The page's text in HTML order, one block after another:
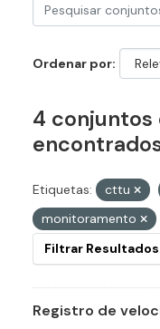
Ordenar por
4 conjuntos
Etiquetas: cttu
monitoramento
Filtrar Resultados
Registro de